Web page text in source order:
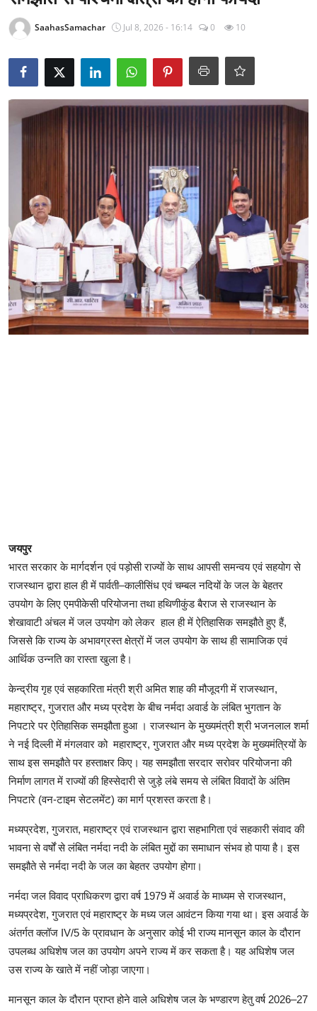
राजनीति
Epaper
धर्म
SaahasSamachar Jul 8, 2026 - 16:14 0 10
जयपुर
भारत सरकार के मार्गदर्शन एवं पड़ोसी राज्यों के साथ आपसी समन्वय एवं सहयोग से
राजस्थान द्वारा हाल ही में पार्वती–कालीसिंध एवं चम्बल नदियों के जल के बेहतर
उपयोग के लिए एमपीकेसी परियोजना तथा हथिणीकुंड बैराज से राजस्थान के
शेखावाटी अंचल में जल उपयोग को लेकर हाल ही में ऐतिहासिक समझौते हुए हैं,
जिससे कि राज्य के अभावग्रस्त क्षेत्रों में जल उपयोग के साथ ही सामाजिक एवं
आर्थिक उन्नति का रास्ता खुला है।
केन्द्रीय गृह एवं सहकारिता मंत्री श्री अमित शाह की मौजूदगी में राजस्थान,
महाराष्ट्र, गुजरात और मध्य प्रदेश के बीच नर्मदा अवार्ड के लंबित भुगतान के
निपटारे पर ऐतिहासिक समझौता हुआ । राजस्थान के मुख्यमंत्री श्री भजनलाल शर्मा
ने नई दिल्ली में मंगलवार को महाराष्ट्र, गुजरात और मध्य प्रदेश के मुख्यमंत्रियों के
साथ इस समझौते पर हस्ताक्षर किए। यह समझौता सरदार सरोवर परियोजना की
निर्माण लागत में राज्यों की हिस्सेदारी से जुड़े लंबे समय से लंबित विवादों के अंतिम
निपटारे (वन-टाइम सेटलमेंट) का मार्ग प्रशस्त करता है।
मध्यप्रदेश, गुजरात, महाराष्ट्र एवं राजस्थान द्वारा सहभागिता एवं सहकारी संवाद की
भावना से वर्षों से लंबित नर्मदा नदी के लंबित मुद्दों का समाधान संभव हो पाया है। इस
समझौते से नर्मदा नदी के जल का बेहतर उपयोग होगा।
नर्मदा जल विवाद प्राधिकरण द्वारा वर्ष 1979 में अवार्ड के माध्यम से राजस्थान,
मध्यप्रदेश, गुजरात एवं महाराष्ट्र के मध्य जल आवंटन किया गया था। इस अवार्ड के
अंतर्गत क्लॉज IV/5 के प्रावधान के अनुसार कोई भी राज्य मानसून काल के दौरान
उपलब्ध अधिशेष जल का उपयोग अपने राज्य में कर सकता है। यह अधिशेष जल
उस राज्य के खाते में नहीं जोड़ा जाएगा।
मानसून काल के दौरान प्राप्त होने वाले अधिशेष जल के भण्डारण हेतु वर्ष 2026–27